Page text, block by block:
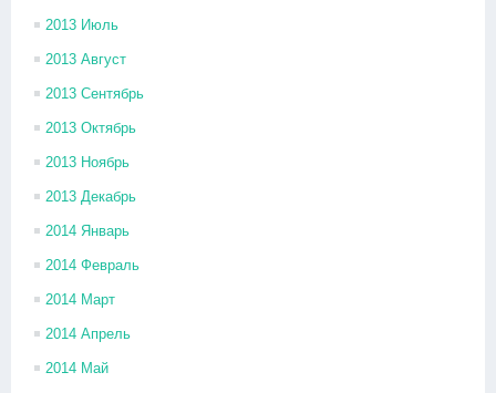
2013 Июль
2013 Август
2013 Сентябрь
2013 Октябрь
2013 Ноябрь
2013 Декабрь
2014 Январь
2014 Февраль
2014 Март
2014 Апрель
2014 Май